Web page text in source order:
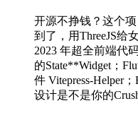
开源不挣钱？这个
到了，用ThreeJS给
2023 年超全前端代
的State**Widget；
件 Vitepress-Helper
设计是不是你的